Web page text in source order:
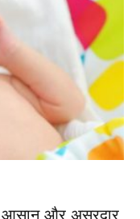
और असरदार